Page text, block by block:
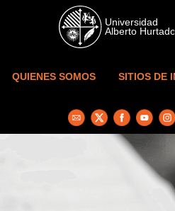
Skip to main content
QUIENES SOMOS SITIOS DE